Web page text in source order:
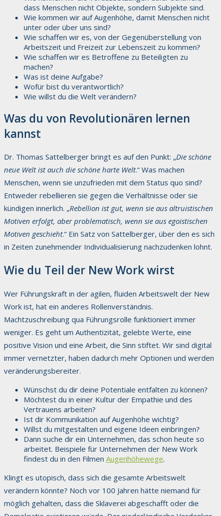
dass Menschen nicht Objekte, sondern Subjekte sind.
Wie kommen wir auf Augenhöhe, damit Menschen nicht
unter oder über uns sind?
Wie schaffen wir es, von der Gegenüberstellung von
Arbeitszeit und Freizeit zur Lebenszeit zu kommen?
Wie schaffen wir es Betroffene zu Beteiligten zu
machen?
Was ist deine Aufgabe?
Wofür bist du verantwortlich?
Wie willst du die Welt verändern?
Was du von Revolutionären lernen
kannst
Dr. Thomas Sattelberger bringt es auf den Punkt: „Die schöne
neue Welt ist auch die schöne harte Welt.“ Was machen
Menschen, wenn sie unzufrieden mit dem Status quo sind?
Entweder rebellieren sie gegen die Verhältnisse oder sie
kündigen innerlich. „Rebellion ist gut, wenn sie aus altruistischen
Motiven erfolgt, aber problematisch, wenn sie aus egoistischen
Motiven geschieht.“ Ein Satz von Sattelberger, über den es sich
in Zeiten zunehmender Individualisierung nachzudenken lohnt.
Wie du Teil der New Work wirst
Wer Führungskraft in der agilen, fluiden Arbeitswelt der New
Work ist, hat ein anderes Rollenverständnis.
Machtzuschreibung qua Führungsrolle funktioniert immer
weniger. Es geht um Authentizität, gelebte Werte, eine
positive Vision und eine Arbeit, die Sinn stiftet. Wir sind digital
immer vernetzter, haben dadurch mehr Optionen und werden
veränderungsbereiter.
Wünschst du dir deine Potentiale entfalten zu können?
Möchtest du in einer Kultur der Empathie und des
Vertrauens arbeiten?
Ist dir Kommunikation auf Augenhöhe wichtig?
Willst du mitgestalten und eigene Ideen einbringen?
Dann suche dir ein Unternehmen, das schon heute so
arbeitet. Beispiele für Unternehmen der New Work
findest du in den Filmen Augenhöhewege.
Klingt es utopisch, dass sich die gesamte Arbeitswelt
verändern könnte? Noch vor 100 Jahren hätte niemand für
möglich gehalten, dass die Sklaverei abgeschafft oder die